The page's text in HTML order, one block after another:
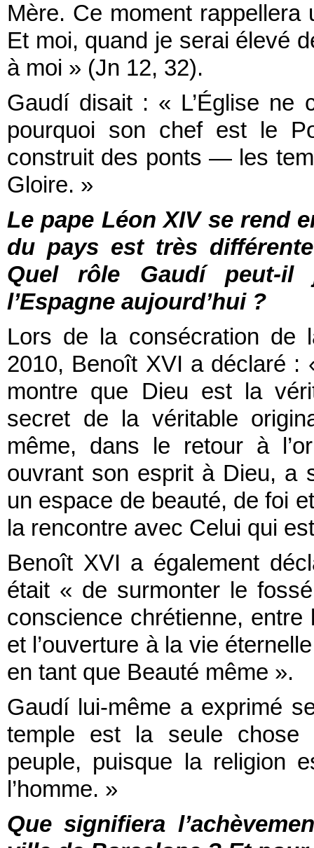
Mère. Ce moment
Et moi, quand je serai élevé
à moi » (Jn 12, 32).
Gaudí disait : « L’Église ne
pourquoi son chef est le
construit des ponts — les
Gloire. »
Le pape Léon XIV se rend
du pays est très
Quel rôle Gaudí peut-il
l’Espagne aujourd’hui ?
Lors de la consécration de
2010, Benoît XVI a déclaré
montre que Dieu est la
secret de la véritable
même, dans le retour à
ouvrant son esprit à Dieu, a
un espace de beauté, de foi
la rencontre avec Celui qui
Benoît XVI a également
était « de surmonter le
conscience chrétienne, entre
et l’ouverture à la vie
en tant que Beauté même ».
Gaudí lui-même a exprimé
temple est la seule chose
peuple, puisque la religion
l’homme. »
Que signifiera